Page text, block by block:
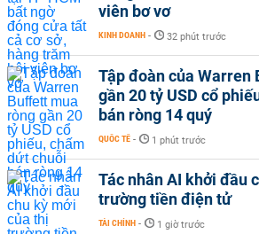
viên bơ vơ
KINH DOANH - 32 phút trước
Tập đoàn của Warren
gần 20 tỷ USD cổ
bán ròng 14 quý
QUỐC TẾ - 1 phút trước
Tác nhân AI khởi đầu
trường tiền điện tử
TÀI CHÍNH - 1 giờ trước